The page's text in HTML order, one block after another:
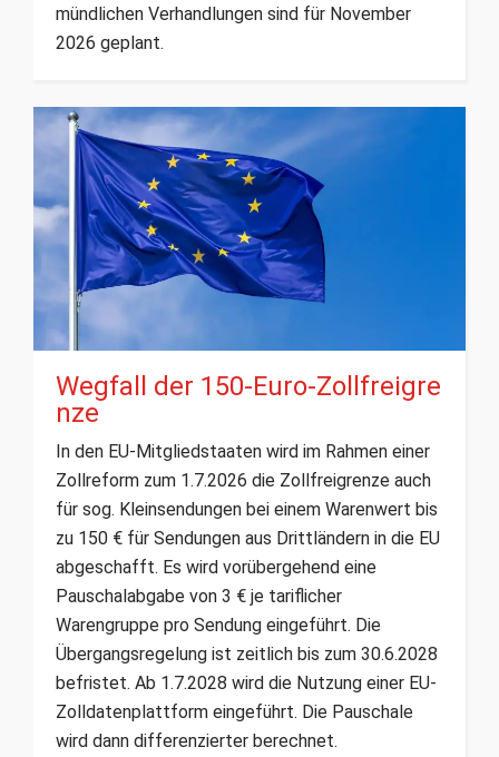
mündlichen Verhandlungen sind für November
2026 geplant.
Wegfall der 150-Euro-Zollfreigre
nze
In den EU-Mitgliedstaaten wird im Rahmen einer
Zollreform zum 1.7.2026 die Zollfreigrenze auch
für sog. Kleinsendungen bei einem Warenwert bis
zu 150 € für Sendungen aus Drittländern in die EU
abgeschafft. Es wird vorübergehend eine
Pauschalabgabe von 3 € je tariflicher
Warengruppe pro Sendung eingeführt. Die
Übergangsregelung ist zeitlich bis zum 30.6.2028
befristet. Ab 1.7.2028 wird die Nutzung einer EU-
Zolldatenplattform eingeführt. Die Pauschale
wird dann differenzierter berechnet.